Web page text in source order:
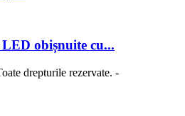
obișnuite cu...
drepturile rezervate. -